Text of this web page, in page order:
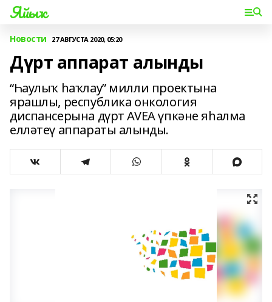
Яйыҡ
Новости 27 АВГУСТА 2020, 05:20
Дүрт аппарат алынды
“Һаулыҡ һаҡлау” милли проектына
ярашлы, республика онкология
диспансерына дүрт AVEA үпкәне яһалма
елләтеү аппараты алынды.